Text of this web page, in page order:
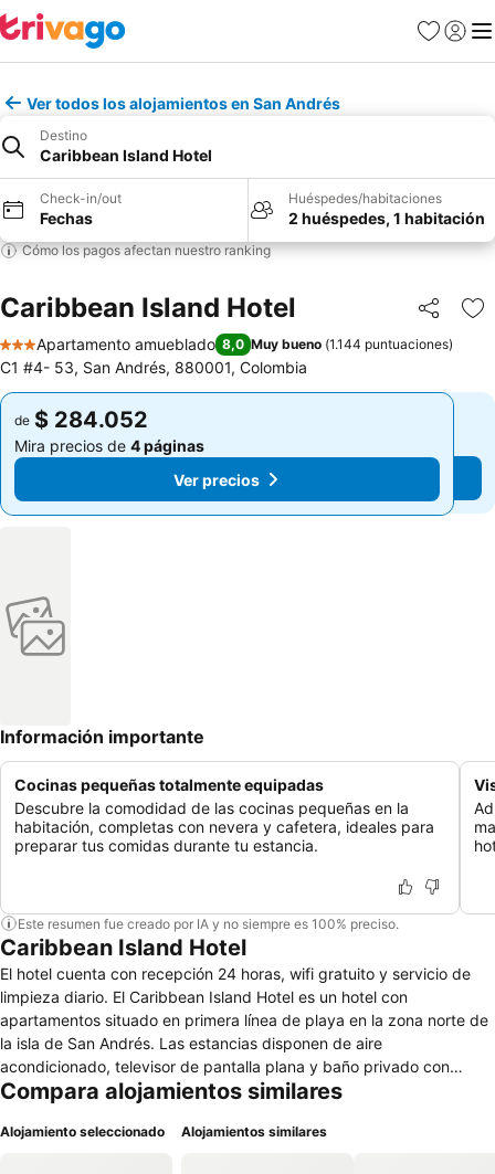
Favoritos
Iniciar
Ver todos los alojamientos en San Andrés
Destino
Caribbean Island Hotel
Check-in/out
Fechas
Huéspedes/habitaciones
2 huéspedes, 1 habitación
Cómo los pagos afectan nuestro ranking
Caribbean Island Hotel Compartir
3 Estrellas
Apartamento amueblado 8,0 Muy bueno (1.144 puntuaciones)
C1 #4- 53, San Andrés, 880001, Colombia
de $ 284.052
Mira precios de 4 páginas
Ver precios
de $ 284.052
Mira precios de 4 páginas
Ver precios
Información importante
Cocinas pequeñas totalmente equipadas
Descubre la comodidad de las cocinas pequeñas en la
habitación, completas con nevera y cafetera, ideales para
preparar tus comidas durante tu estancia.
Este resumen fue creado por IA y no siempre es 100% preciso.
Caribbean Island Hotel
El hotel cuenta con recepción 24 horas, wifi gratuito y servicio de
limpieza diario. El Caribbean Island Hotel es un hotel con
apartamentos situado en primera línea de playa en la zona norte de
la isla de San Andrés. Las estancias disponen de aire
acondicionado, televisor de pantalla plana y baño privado con
ducha y amenities. Además, tienen capacidad para hasta siete
tienen balcón y ofrecen vistas al mar. A poco menos de un kilómetro
Compara alojamientos similares
Alojamiento seleccionado Alojamientos similares